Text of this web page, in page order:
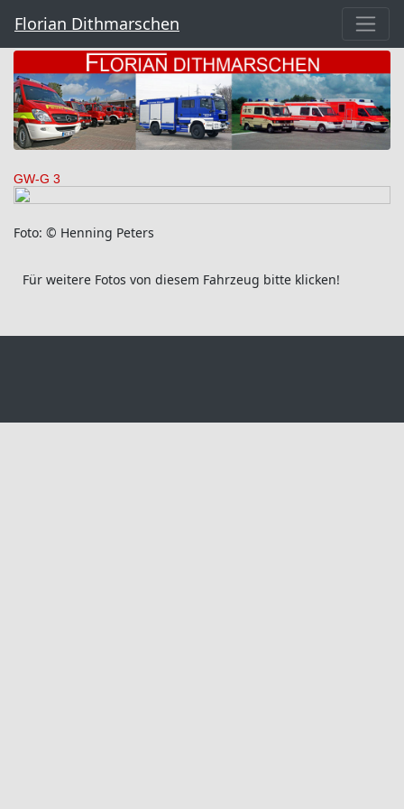
Florian Dithmarschen
GW-G 3
Foto: © Henning Peters
Für weitere Fotos von diesem Fahrzeug bitte klicken!